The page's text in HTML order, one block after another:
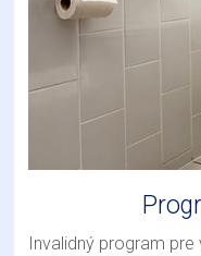
Invalidný program